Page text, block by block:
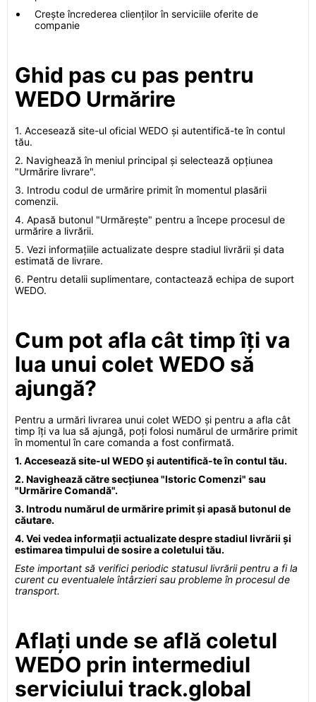
Crește încrederea clienților în serviciile oferite de
companie
Ghid pas cu pas pentru
WEDO Urmărire
1. Accesează site-ul oficial WEDO și autentifică-te în contul
tău.
2. Navighează în meniul principal și selectează opțiunea
"Urmărire livrare".
3. Introdu codul de urmărire primit în momentul plasării
comenzii.
4. Apasă butonul "Urmărește" pentru a începe procesul de
urmărire a livrării.
5. Vezi informațiile actualizate despre stadiul livrării și data
estimată de livrare.
6. Pentru detalii suplimentare, contactează echipa de suport
WEDO.
Cum pot afla cât timp îți va
lua unui colet WEDO să
ajungă?
Pentru a urmări livrarea unui colet WEDO și pentru a afla cât
timp îți va lua să ajungă, poți folosi numărul de urmărire primit
în momentul în care comanda a fost confirmată.
1. Accesează site-ul WEDO și autentifică-te în contul tău.
2. Navighează către secțiunea "Istoric Comenzi" sau
"Urmărire Comandă".
3. Introdu numărul de urmărire primit și apasă butonul de
căutare.
4. Vei vedea informații actualizate despre stadiul livrării și
estimarea timpului de sosire a coletului tău.
Este important să verifici periodic statusul livrării pentru a fi la
curent cu eventualele întârzieri sau probleme în procesul de
transport.
Aflați unde se află coletul
WEDO prin intermediul
serviciului track.global